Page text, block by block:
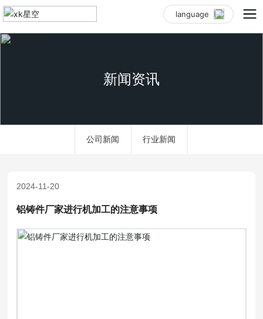
language
新闻资讯
公司新闻 行业新闻
2024-11-20
铝铸件厂家进行机加工的注意事项